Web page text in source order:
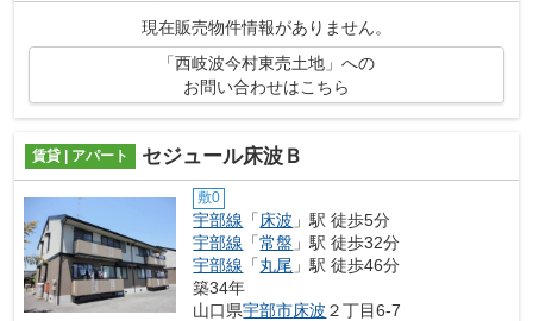
現在販売物件情報がありません。
「西岐波今村東売土地」への
お問い合わせはこちら
賃貸 | アパート セジュール床波Ｂ
敷0
宇部線 「 床波 」駅 徒歩5分
宇部線 「常盤 」駅 徒歩32分
宇部線 「丸尾 」駅 徒歩46分
築34年
山口県宇部市床波 ２丁目6-7